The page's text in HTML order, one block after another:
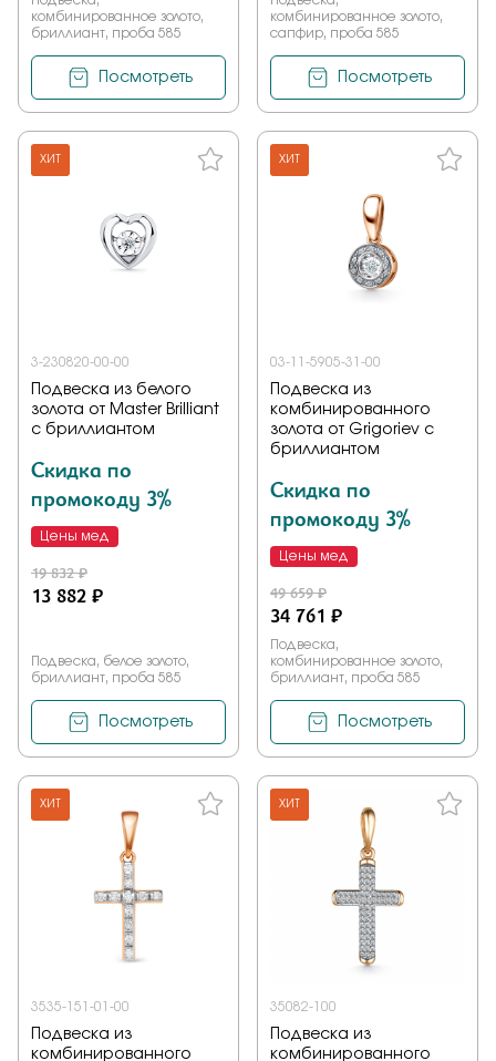
комбинированное золото,
бриллиант, проба 585
Посмотреть
комбинированное золото,
сапфир, проба 585
Посмотреть
ХИТ
3-230820-00-00
Подвеска из белого
золота от Master Brilliant
с бриллиантом
Скидка по
промокоду 3%
Цены мед
19 832 ₽
13 882 ₽
Подвеска, белое золото,
бриллиант, проба 585
Посмотреть
ХИТ
03-11-5905-31-00
Подвеска из
комбинированного
золота от Grigoriev с
бриллиантом
Скидка по
промокоду 3%
Цены мед
49 659 ₽
34 761 ₽
Подвеска,
комбинированное золото,
бриллиант, проба 585
Посмотреть
ХИТ
3535-151-01-00
Подвеска из
комбинированного
ХИТ
35082-100
Подвеска из
комбинированного